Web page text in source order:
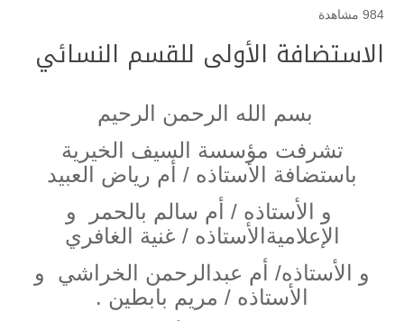
984 مشاهدة
الاستضافة الأولى للقسم النسائي
بسم الله الرحمن الرحيم
تشرفت مؤسسة السيف الخيرية
باستضافة الأستاذه / أم رياض العبيد
و الأستاذه / أم سالم بالحمر و
الإعلاميةالأستاذه / غنية الغافري
و الأستاذه/ أم عبدالرحمن الخراشي و
الأستاذه / مريم بابطين .